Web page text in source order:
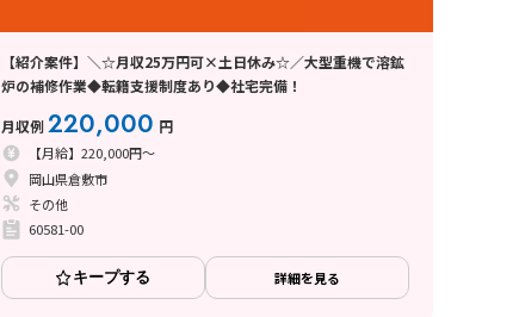
【紹介案件】＼☆月収25万円可×土日休み☆／大型重機で溶鉱
炉の補修作業◆転籍支援制度あり◆社宅完備！
月収例220,000 円
【月給】220,000円～
岡山県倉敷市
その他
60581-00
キープする 詳細を見る